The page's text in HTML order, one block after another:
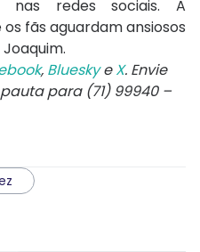
redes sociais. A
fãs aguardam ansiosos
, BlueskyeX. Envie
para (71) 99940 –